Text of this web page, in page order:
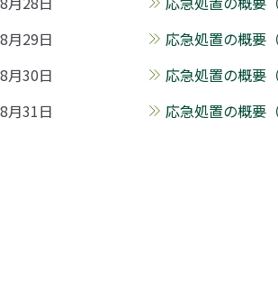
8月29日
応急処置の概要
8月30日
応急処置の概要
8月31日
応急処置の概要